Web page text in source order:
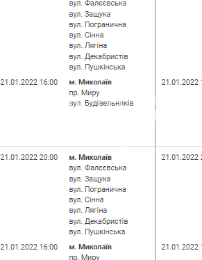
—
высококачественных
велосипедов
Следующая запись
опубликован.
Обязательные